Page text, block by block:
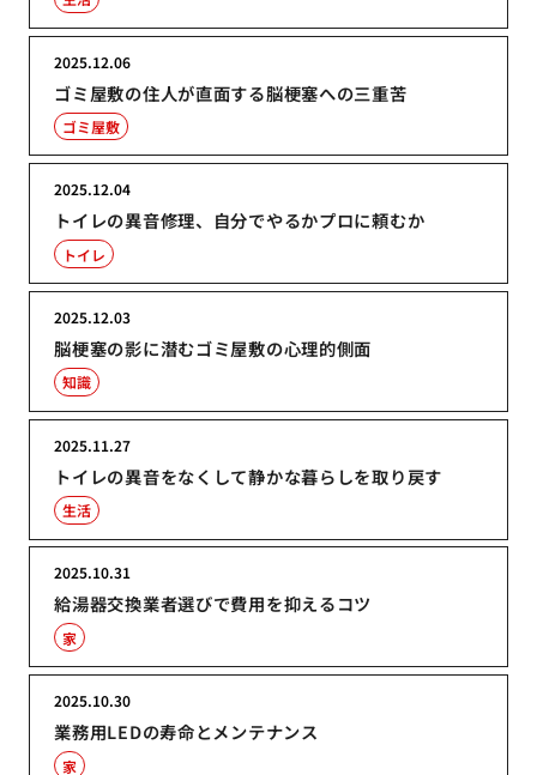
ゴミ屋敷の住人が直面する脳梗塞への三重苦
2025.12.06
ゴミ屋敷
トイレの異音修理、自分でやるかプロに頼むか
2025.12.04
トイレ
脳梗塞の影に潜むゴミ屋敷の心理的側面
2025.12.03
知識
トイレの異音をなくして静かな暮らしを取り戻す
2025.11.27
生活
給湯器交換業者選びで費用を抑えるコツ
2025.10.31
家
業務用LEDの寿命とメンテナンス
2025.10.30
家